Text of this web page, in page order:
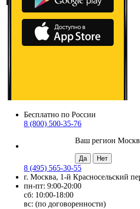
Бесплатно по России
8 (800) 500-35-76
Ваш регион
8 (495) 565-30-55
г. Москва, 1-й Красносельский
пн-пт: 9:00-20:00
сб: 10:00-18:00
вс: (по договоренности)